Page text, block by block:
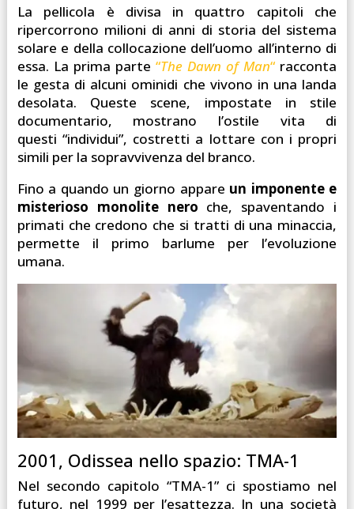
La pellicola è divisa in quattro capitoli che
ripercorrono milioni di anni di storia del sistema
solare e della collocazione dell’uomo all’interno di
essa. La prima parte “The Dawn of Man“ racconta
le gesta di alcuni ominidi che vivono in una landa
desolata. Queste scene, impostate in stile
documentario, mostrano l’ostile vita di
questi “individui”, costretti a lottare con i propri
simili per la sopravvivenza del branco.
Fino a quando un giorno appare un imponente e
misterioso monolite nero che, spaventando i
primati che credono che si tratti di una minaccia,
permette il primo barlume per l’evoluzione
umana.
2001, Odissea nello spazio: TMA-1
Nel secondo capitolo “TMA-1” ci spostiamo nel
futuro, nel 1999 per l’esattezza. In una società